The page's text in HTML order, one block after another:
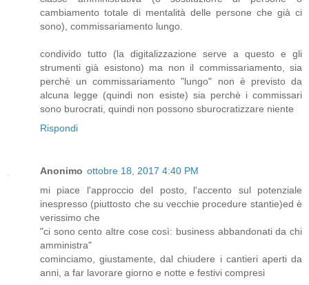
cambiamento totale di mentalità delle persone che già ci
sono), commissariamento lungo.
condivido tutto (la digitalizzazione serve a questo e gli
strumenti già esistono) ma non il commissariamento, sia
perchè un commissariamento "lungo" non è previsto da
alcuna legge (quindi non esiste) sia perchè i commissari
sono burocrati, quindi non possono sburocratizzare niente
Rispondi
Anonimo ottobre 18, 2017 4:40 PM
mi piace l'approccio del posto, l'accento sul potenziale
inespresso (piuttosto che su vecchie procedure stantie)ed è
verissimo che
"ci sono cento altre cose così: business abbandonati da chi
amministra"
cominciamo, giustamente, dal chiudere i cantieri aperti da
anni, a far lavorare giorno e notte e festivi compresi